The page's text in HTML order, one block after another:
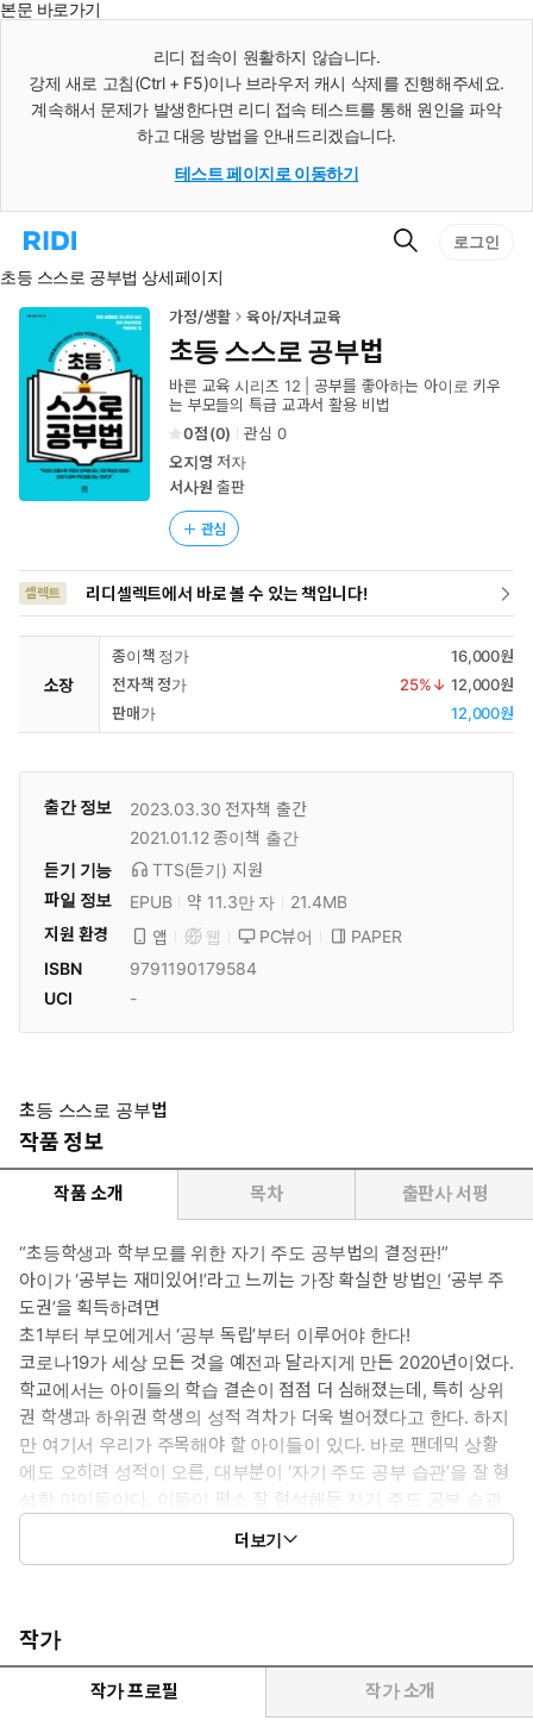
본문 바로가기
리디 접속이 원활하지 않습니다.
강제 새로 고침(Ctrl + F5)이나 브라우저 캐시 삭제를 진행해주세요.
계속해서 문제가 발생한다면 리디 접속 테스트를 통해 원인을 파악
하고 대응 방법을 안내드리겠습니다.
테스트 페이지로 이동하기
리
홈
로
검
로그인
초등 스스로 공부법 상세페이지
가정/생활 육아/자녀교육
초등 스스로 공부법
바른 교육 시리즈 12 | 공부를 좋아하는 아이로 키우
는 부모들의 특급 교과서 활용 비법
0
(0) 관심 0
오지영 저자
서사원 출판
관심
셀렉트 리디셀렉트에서 바로 볼 수 있는 책입니다!
소장
종이책 정가
16,000원
전자책 정가
25%↓ 12,000원
판매가
12,000원
출간 정보 2023.03.30 전자책 출간
2021.01.12 종이책 출간
듣기 기능
TTS(듣기) 지원
파일 정보
EPUB 약 11.3만 자
21.4MB
지원 환경
앱 웹 PC뷰어
PAPER
ISBN
9791190179584
UCI
-
초등 스스로 공부법
작품 정보
작품 소개 목차 출판사 서평
“초등학생과 학부모를 위한 자기 주도 공부법의 결정판!”
아이가 ‘공부는 재미있어!’라고 느끼는 가장 확실한 방법인 ‘공부 주
도권’을 획득하려면
초1부터 부모에게서 ‘공부 독립’부터 이루어야 한다!
코로나19가 세상 모든 것을 예전과 달라지게 만든 2020년이었다.
학교에서는 아이들의 학습 결손이 점점 더 심해졌는데, 특히 상위
권 학생과 하위권 학생의 성적 격차가 더욱 벌어졌다고 한다. 하지
만 여기서 우리가 주목해야 할 아이들이 있다. 바로 팬데믹 상황
에도 오히려 성적이 오른, 대부분이 ‘자기 주도 공부 습관’을 잘 형
성한 아이들이다. 이들이 평소 잘 형성해둔 자기 주도 공부 습관
이 비대면 온라인 원격 수업이라는 달라진 환경에서 제대로 강점
을 발휘하였기에 코로나19라는 위기 속에서도 기회를 잘 잡아 성
고 전과는 다른 강도 높은 사회적 거리 두기가 진행되고 있다. 많은
학생이 학년이 바뀌기 전 겨울 방학을 통해 선행 학습을 진행하려고
계획했을 텐데 학원조차 마음 편히 제대로 다니지 못하게 되었다.
이런 환경에서 어떤 상황에서도 집중력을 발휘해 스스로 공부하는
더보기
작가
작가 프로필 작가 소개